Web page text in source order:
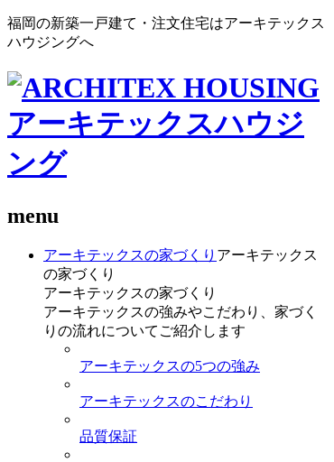
福岡の新築一戸建て・注文住宅はアーキテックス
ハウジングへ
menu
アーキテックスの家づくり アーキテックス
の家づくり
アーキテックスの家づくり
アーキテックスの強みやこだわり、家づく
りの流れについてご紹介します
アーキテックスの5つの強み
アーキテックスのこだわり
品質保証